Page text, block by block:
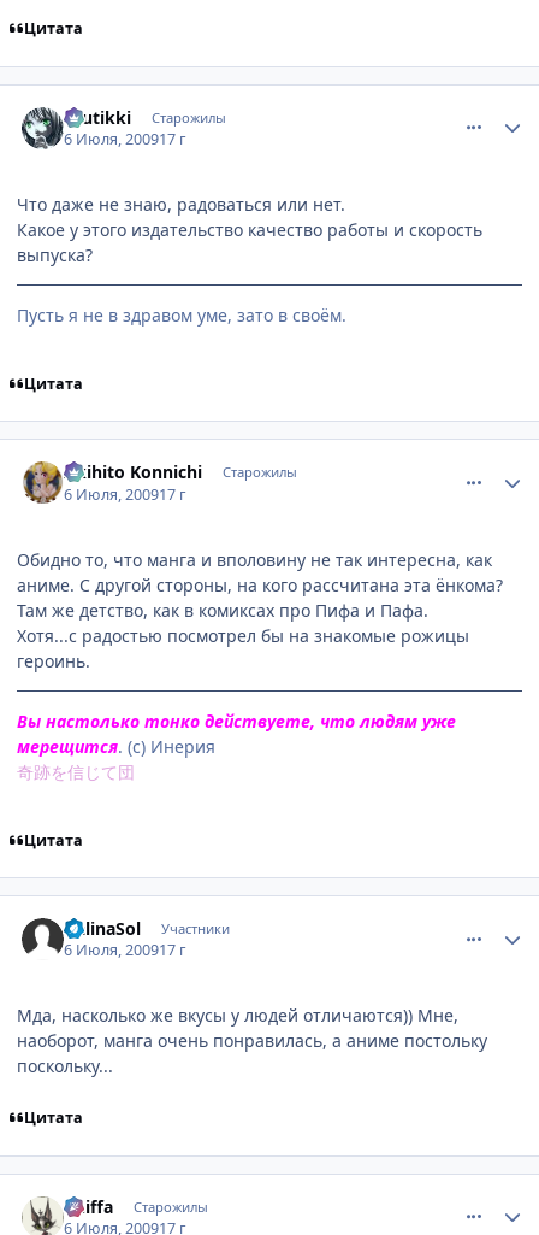
Цитата
tuutikki Старожилы
6 Июля, 200917 г
Что даже не знаю, радоваться или нет.
Какое у этого издательство качество работы и скорость
выпуска?
Пусть я не в здравом уме, зато в своём.
Цитата
Akihito Konnichi Старожилы
6 Июля, 200917 г
Обидно то, что манга и вполовину не так интересна, как
аниме. С другой стороны, на кого рассчитана эта ёнкома?
Там же детство, как в комиксах про Пифа и Пафа.
Хотя...с радостью посмотрел бы на знакомые рожицы
героинь.
Вы настолько тонко действуете, что людям уже
мерещится. (с) Инерия
奇跡を信じて団
Цитата
GalinaSol Участники
6 Июля, 200917 г
Мда, насколько же вкусы у людей отличаются)) Мне,
наоборот, манга очень понравилась, а аниме постольку
поскольку...
Цитата
Chiffa Старожилы
6 Июля, 200917 г